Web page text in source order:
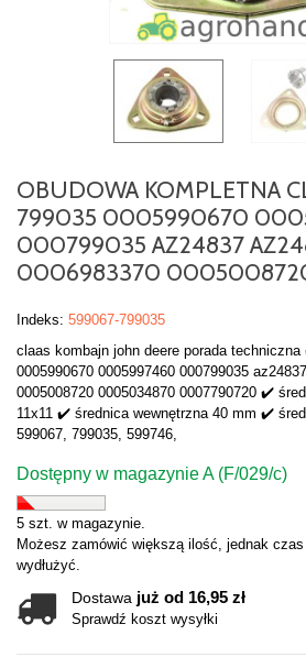
OBUDOWA KOMPLETNA
799035 0005990670
000799035 AZ24837
0006983370
Indeks: 599067-799035
claas kombajn john deere porada
0005990670 0005997460 000799035
0005008720 0005034870 0007790720 ✔️
11x11 ✔️ średnica wewnętrzna 40 mm ✔️
599067, 799035, 599746,
Dostępny w magazynie A (F/029/c)
5 szt. w magazynie.
Możesz zamówić większą ilość, jednak
wydłużyć.
Dostawa już od 16,95 zł
Sprawdź koszt wysyłki